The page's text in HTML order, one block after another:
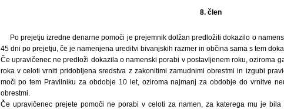
8. člen
Po prejetju izredne denarne pomoči je prejemnik dolžan predložiti dokazilo o
45 dni po prejetju, če je namenjena ureditvi bivanjskih razmer in občina sama s tem
Če upravičenec ne predloži dokazila o namenski porabi v postavljenem roku, oziroma
roka v celoti vrniti pridobljena sredstva z zakonitimi zamudnimi obrestmi in izgubi
moči po tem Pravilniku za obdobje 10 let, oziroma najmanj za obdobje do vrnitve
obrestmi.
Če upravičenec prejete pomoči ne porabi v celoti za namen, za katerega mu je